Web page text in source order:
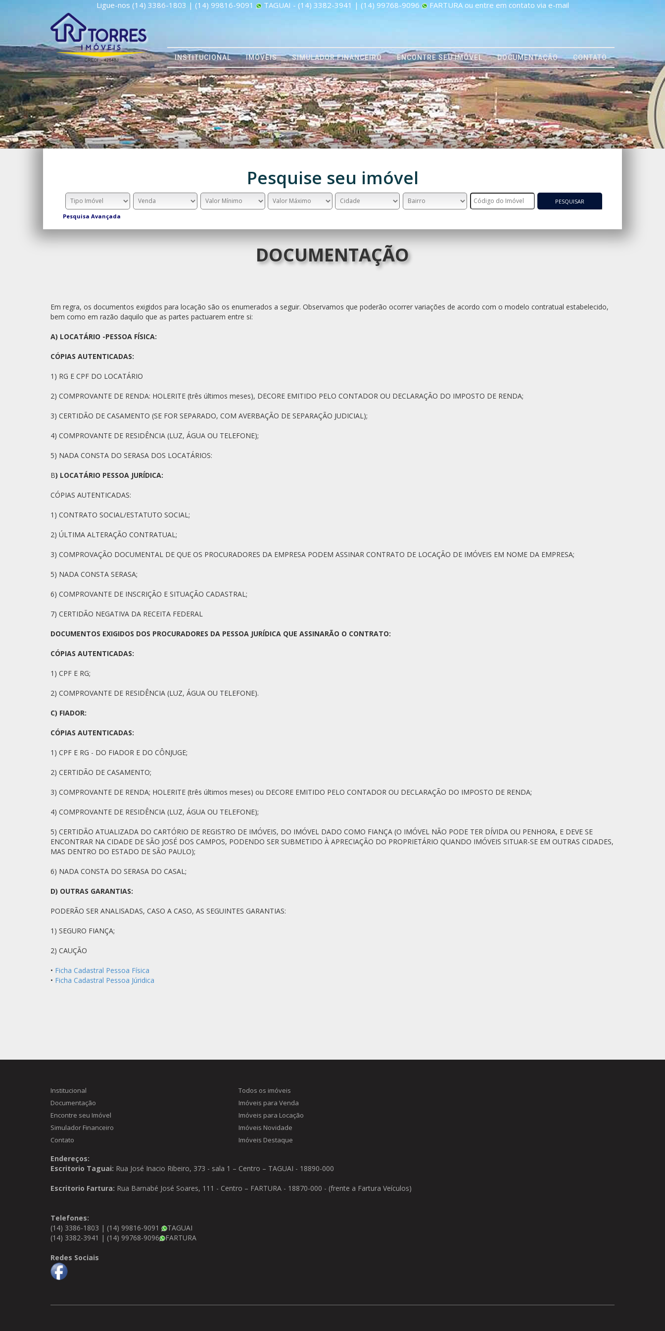
Ligue-nos (14) 3386-1803 | (14) 99816-9091 TAGUAI - (14) 3382-3941 | (14) 99768-9096 FARTURA ou entre em contato via e-mail
INSTITUCIONAL IMÓVEIS SIMULADOR FINANCEIRO ENCONTRE SEU IMÓVEL DOCUMENTAÇÃO CONTATO
Pesquise seu imóvel
PESQUISAR
Pesquisa Avançada
DOCUMENTAÇÃO
Em regra, os documentos exigidos para locação são os enumerados a seguir. Observamos que poderão ocorrer variações de acordo com o modelo contratual estabelecido,
bem como em razão daquilo que as partes pactuarem entre si:
A) LOCATÁRIO -PESSOA FÍSICA:
CÓPIAS AUTENTICADAS:
1) RG E CPF DO LOCATÁRIO
2) COMPROVANTE DE RENDA: HOLERITE (três últimos meses), DECORE EMITIDO PELO CONTADOR OU DECLARAÇÃO DO IMPOSTO DE RENDA;
3) CERTIDÃO DE CASAMENTO (SE FOR SEPARADO, COM AVERBAÇÃO DE SEPARAÇÃO JUDICIAL);
4) COMPROVANTE DE RESIDÊNCIA (LUZ, ÁGUA OU TELEFONE);
5) NADA CONSTA DO SERASA DOS LOCATÁRIOS:
B) LOCATÁRIO PESSOA JURÍDICA:
CÓPIAS AUTENTICADAS:
1) CONTRATO SOCIAL/ESTATUTO SOCIAL;
2) ÚLTIMA ALTERAÇÃO CONTRATUAL;
3) COMPROVAÇÃO DOCUMENTAL DE QUE OS PROCURADORES DA EMPRESA PODEM ASSINAR CONTRATO DE LOCAÇÃO DE IMÓVEIS EM NOME DA EMPRESA;
5) NADA CONSTA SERASA;
6) COMPROVANTE DE INSCRIÇÃO E SITUAÇÃO CADASTRAL;
7) CERTIDÃO NEGATIVA DA RECEITA FEDERAL
DOCUMENTOS EXIGIDOS DOS PROCURADORES DA PESSOA JURÍDICA QUE ASSINARÃO O CONTRATO:
CÓPIAS AUTENTICADAS:
1) CPF E RG;
2) COMPROVANTE DE RESIDÊNCIA (LUZ, ÁGUA OU TELEFONE).
C) FIADOR:
CÓPIAS AUTENTICADAS:
1) CPF E RG - DO FIADOR E DO CÔNJUGE;
2) CERTIDÃO DE CASAMENTO;
3) COMPROVANTE DE RENDA; HOLERITE (três últimos meses) ou DECORE EMITIDO PELO CONTADOR OU DECLARAÇÃO DO IMPOSTO DE RENDA;
4) COMPROVANTE DE RESIDÊNCIA (LUZ, ÁGUA OU TELEFONE);
5) CERTIDÃO ATUALIZADA DO CARTÓRIO DE REGISTRO DE IMÓVEIS, DO IMÓVEL DADO COMO FIANÇA (O IMÓVEL NÃO PODE TER DÍVIDA OU PENHORA, E DEVE SE
ENCONTRAR NA CIDADE DE SÃO JOSÉ DOS CAMPOS, PODENDO SER SUBMETIDO À APRECIAÇÃO DO PROPRIETÁRIO QUANDO IMÓVEIS SITUAR-SE EM OUTRAS CIDADES,
MAS DENTRO DO ESTADO DE SÃO PAULO);
6) NADA CONSTA DO SERASA DO CASAL;
D) OUTRAS GARANTIAS:
PODERÃO SER ANALISADAS, CASO A CASO, AS SEGUINTES GARANTIAS:
1) SEGURO FIANÇA;
2) CAUÇÃO
• Ficha Cadastral Pessoa Física
• Ficha Cadastral Pessoa Júridica
Institucional
Documentação
Encontre seu Imóvel
Simulador Financeiro
Contato
Todos os imóveis
Imóveis para Venda
Imóveis para Locação
Imóveis Novidade
Imóveis Destaque
Endereços:
Escritorio Taguai: Rua José Inacio Ribeiro, 373 - sala 1 – Centro – TAGUAI - 18890-000
Escritorio Fartura: Rua Barnabé José Soares, 111 - Centro – FARTURA - 18870-000 - (frente a Fartura Veículos)
Telefones:
(14) 3386-1803 | (14) 99816-9091
TAGUAI
(14) 3382-3941 | (14) 99768-9096
FARTURA
Redes Sociais